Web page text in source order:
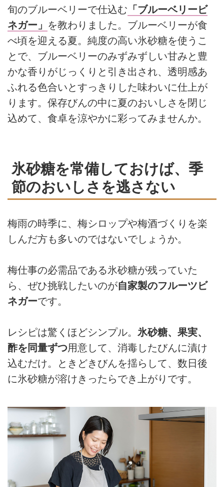
旬のブルーベリーで仕込む 「ブルーベリービ
ネガー」 を教わりました。ブルーベリーが食
べ頃を迎える夏。純度の高い氷砂糖を使うこ
とで、ブルーベリーのみずみずしい甘みと豊
かな香りがじっくりと引き出され、透明感あ
ふれる色合いとすっきりした味わいに仕上が
ります。保存びんの中に夏のおいしさを閉じ
込めて、食卓を涼やかに彩ってみませんか。
氷砂糖を常備しておけば、季
節のおいしさを逃さない
梅雨の時季に、梅シロップや梅酒づくりを楽
しんだ方も多いのではないでしょうか。
梅仕事の必需品である氷砂糖が残っていた
ら、ぜひ挑戦したいのが自家製のフルーツビ
ネガーです。
レシピは驚くほどシンプル。 氷砂糖、果実、
酢を同量ずつ用意して、消毒したびんに漬け
込むだけ。ときどきびんを揺らして、数日後
に氷砂糖が溶けきったらでき上がりです。